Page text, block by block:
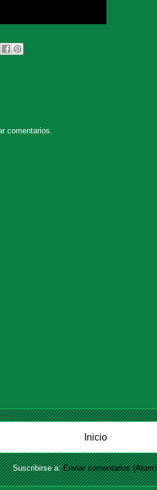
comentarios.
Inicio
Suscribirse a:Enviar comentarios (Atom)